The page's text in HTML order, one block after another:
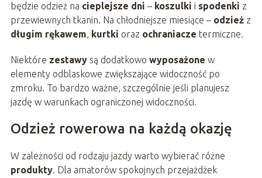
będzie odzież na cieplejsze dni – koszulki i spodenki z
przewiewnych tkanin. Na chłodniejsze miesiące – odzieżz
długim rękawem, kurtki oraz ochraniacze termiczne.
Niektóre zestawysą dodatkowo wyposażone w
elementy odblaskowe zwiększające widoczność po
zmroku. To bardzo ważne, szczególnie jeśli planujesz
jazdę w warunkach ograniczonej widoczności.
Odzież rowerowa na każdą okazję
W zależności od rodzaju jazdy warto wybierać różne
produkty. Dla amatorów spokojnych przejażdżek